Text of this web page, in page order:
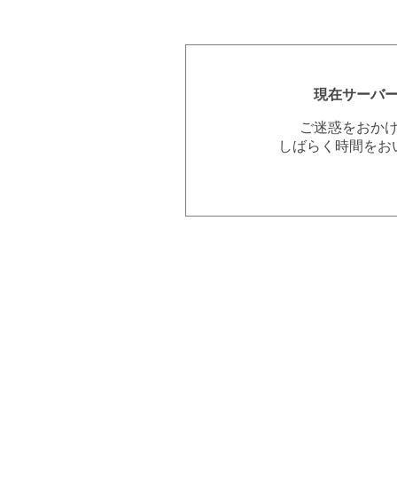
現在サーバ
ご迷惑をおか
しばらく時間を